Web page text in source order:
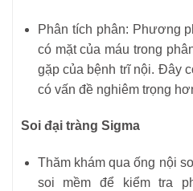
Phân tích phân: Phương
có mặt của máu trong
gặp của bệnh trĩ nội. Đây
có vấn đề nghiêm trọng
Soi đại tràng Sigma
Thăm khám qua ống nội
soi mềm để kiểm tra